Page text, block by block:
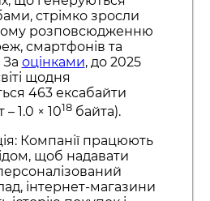
стрімко зросли
розповсюдженню
смартфонів та
За оцінками, до 2025
щодня
463 ексабайти
1.0 × 1018байта).
Компанії працюють
щоб надавати
інтернет-магазини